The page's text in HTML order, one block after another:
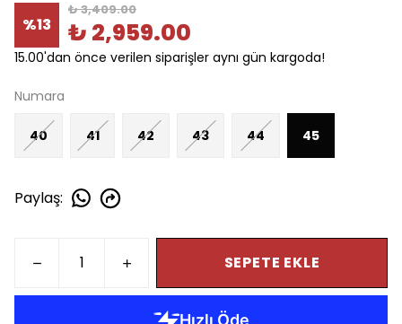
%13
₺ 3,409.00
₺ 2,959.00
15.00'dan önce verilen siparişler aynı gün kargoda!
Numara
40 41 42 43 44 45
Paylaş:
SEPETE EKLE